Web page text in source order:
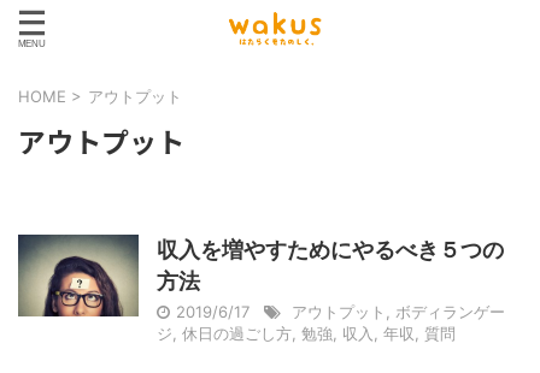
HOME > アウトプット
アウトプット
収入を増やすためにやるべき５つの
方法
2019/6/17 アウトプット
ボディランゲー
ジ 休日の過ごし方 勉強 収入 年収 質問